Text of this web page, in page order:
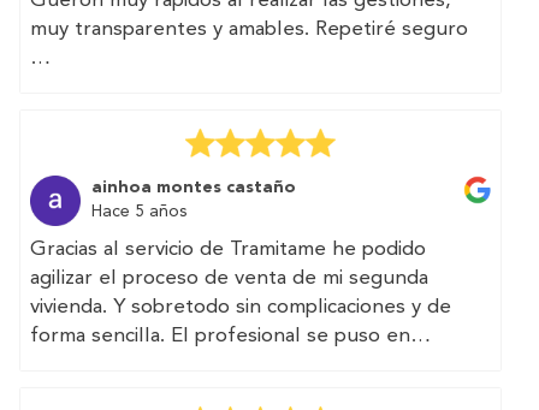
muy transparentes y amables. Repetiré seguro
Gueron very quick to carry out the procedures,
very transparent and friendly. I will repeat for
sure
ainhoa montes castaño
Hace 5 años
Gracias al servicio de Tramitame he podido
agilizar el proceso de venta de mi segunda
vivienda. Y sobretodo sin complicaciones y de
forma sencilla. El profesional se puso en